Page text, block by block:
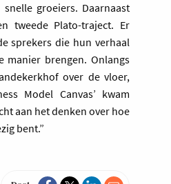
groeiers. Daarnaast
tweede Plato-traject. Er
sprekers die hun verhaal
manier brengen. Onlangs
over de vloer,
Model Canvas’ kwam
aan het denken over hoe
bent.”